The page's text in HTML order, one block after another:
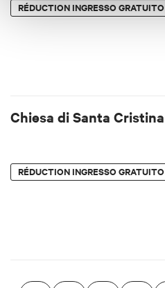
RÉDUCTION INGRESSO GRATUITO
Chiesa di Santa Cristina
RÉDUCTIONINGRESSO GRATUITO